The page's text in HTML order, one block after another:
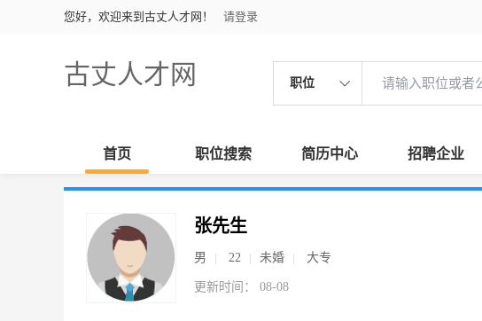
您好，欢迎来到古丈人才网！ 请登录
古丈人才网 职位
首页 职位搜索 简历中心 招聘企业
张先生
男 22 未婚 大专
更新时间： 08-08